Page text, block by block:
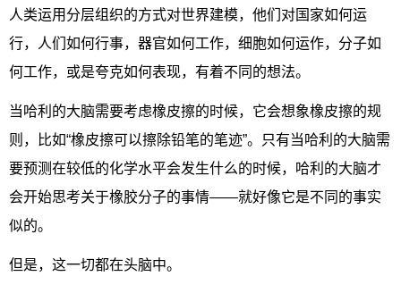
人类运用分层组织的方式对世界建模，他们对国家如何运
行，人们如何行事，器官如何工作，细胞如何运作，分子如
何工作，或是夸克如何表现，有着不同的想法。
当哈利的大脑需要考虑橡皮擦的时候，它会想象橡皮擦的规
则，比如“橡皮擦可以擦除铅笔的笔迹”。只有当哈利的大脑需
要预测在较低的化学水平会发生什么的时候，哈利的大脑才
会开始思考关于橡胶分子的事情——就好像它是不同的事实
似的。
但是，这一切都在头脑中。